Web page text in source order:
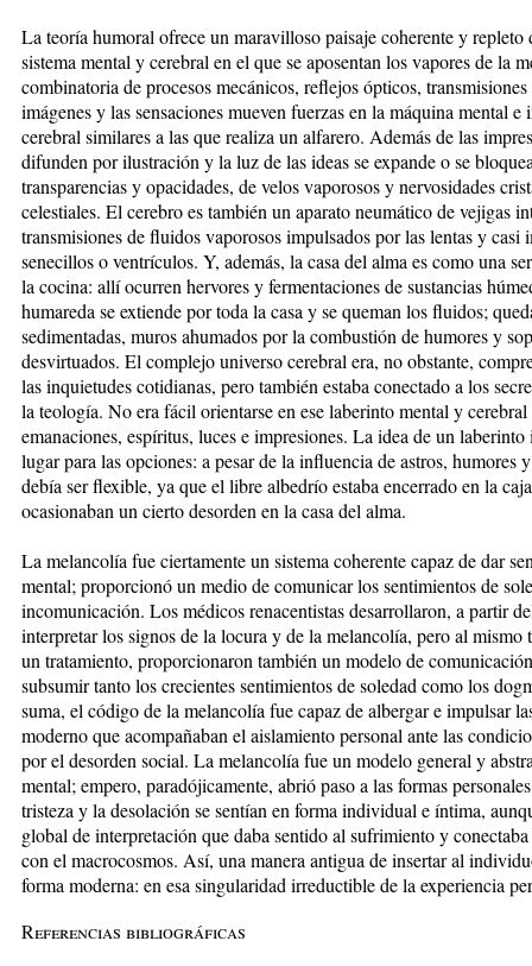
La teoría humoral ofrece un maravilloso paisaje coherente y repleto
sistema mental y cerebral en el que se aposentan los vapores de la
combinatoria de procesos mecánicos, reflejos ópticos,
imágenes y las sensaciones mueven fuerzas en la máquina mental
cerebral similares a las que realiza un alfarero. Además de las
difunden por ilustración y la luz de las ideas se expande o se
transparencias y opacidades, de velos vaporosos y nervosidades
celestiales. El cerebro es también un aparato neumático de vejigas
transmisiones de fluidos vaporosos impulsados por las lentas y casi
senecillos o ventrículos. Y, además, la casa del alma es como una
la cocina: allí ocurren hervores y fermentaciones de sustancias
humareda se extiende por toda la casa y se queman los fluidos;
sedimentadas, muros ahumados por la combustión de humores y
desvirtuados. El complejo universo cerebral era, no obstante,
las inquietudes cotidianas, pero también estaba conectado a los
la teología. No era fácil orientarse en ese laberinto mental y
emanaciones, espíritus, luces e impresiones. La idea de un
lugar para las opciones: a pesar de la influencia de astros, humores
debía ser flexible, ya que el libre albedrío estaba encerrado en la
ocasionaban un cierto desorden en la casa del alma.
La melancolía fue ciertamente un sistema coherente capaz de dar
mental; proporcionó un medio de comunicar los sentimientos de
incomunicación. Los médicos renacentistas desarrollaron, a partir
interpretar los signos de la locura y de la melancolía, pero al
un tratamiento, proporcionaron también un modelo de
subsumir tanto los crecientes sentimientos de soledad como los
suma, el código de la melancolía fue capaz de albergar e impulsar
moderno que acompañaban el aislamiento personal ante las
por el desorden social. La melancolía fue un modelo general y
mental; empero, paradójicamente, abrió paso a las formas
tristeza y la desolación se sentían en forma individual e íntima,
global de interpretación que daba sentido al sufrimiento y
con el macrocosmos. Así, una manera antigua de insertar al
forma moderna: en esa singularidad irreductible de la experiencia
Referencias bibliográficas